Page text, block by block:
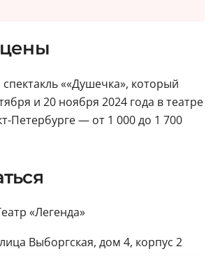
««Душечка», который
и 20 ноября 2024 года в театре
Петербурге — от 1 000 до 1 700
«Легенда»
Выборгская, дом 4, корпус 2